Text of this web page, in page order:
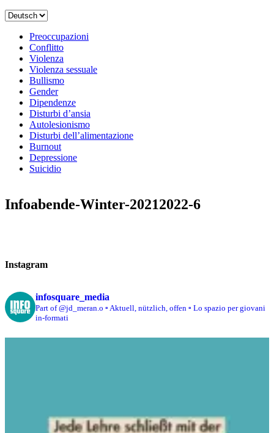
Scegli
lingua
Preoccupazioni
Conflitto
Violenza
Violenza sessuale
Bullismo
Gender
Dipendenze
Disturbi d’ansia
Autolesionismo
Disturbi dell’alimentazione
Burnout
Depressione
Suicidio
Infoabende-Winter-20212022-6
Instagram
infosquare_media
Part of @jd_meran.o ▫️ Aktuell, nützlich, offen ▫️ Lo spazio per giovani
in-formati